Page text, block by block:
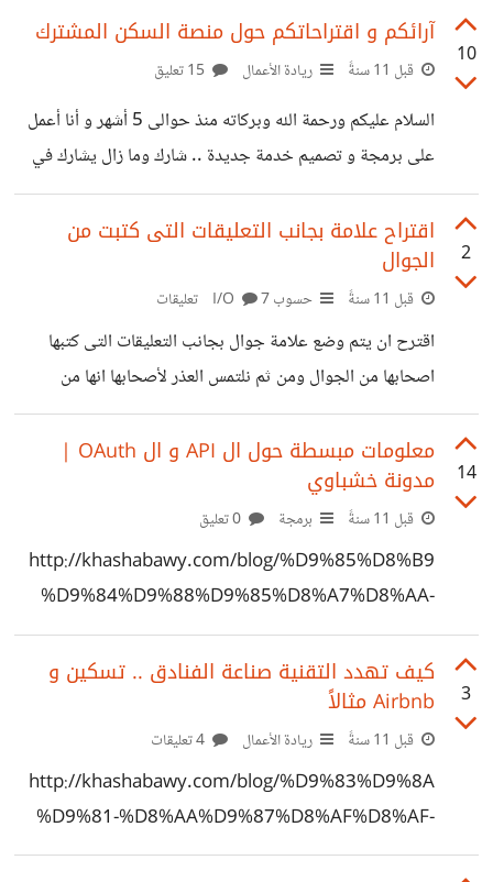
10
آرائكم و اقتراحاتكم حول منصة السكن المشترك
قبل 11 سنةً ريادة الأعمال
السلام عليكم ورحمة الله وبركاته منذ حوالى 5 أشهر و أنا أعمل
على برمجة و تصميم خدمة جديدة .. شارك وما زال يشارك في
تدشينها و الترويج لها أكثر من 8 مستقلين على خمسات و مستقل
و غيرهما . الخدمة الجديدة عبارة عن منصة تسهل التواصل بين
الباحثين عن السكن المشترك و الباحثين عن شركاء للسكن و
تسهل إرسال العروض و التواصل بين الطرفين عن طريق الموقع
أو عن طريق عرض بيانات التواصل خارجه . أشار لها صديقنا
العزيز محمد
2
اقتراح علامة بجانب التعليقات التى كتبت من
الجوال
قبل 11 سنةً حسوب I/O7 تعليقات
اقترح ان يتم وضع علامة جوال بجانب التعليقات التى كتبها
اصحابها من الجوال ومن ثم نلتمس العذر لأصحابها انها من
الجوال ان كانت قصيرة او غير واضحة او بها اخطلء املائيه
14
معلومات مبسطة حول ال API و ال OAuth |
مدونة خشباوي
قبل 11 سنةً برمجة
http://khashabawy.com/blog/%D9%85%D8%B9
%D9%84%D9%88%D9%85%D8%A7%D8%AA-
%D9%85%D8%A8%D8%B3%D8%B7%D8%A9-
%D8%AD%D9%88%D9%84-%D8%A7%D9%84-
api-%D9%88-%D8%A7%D9%84-oauth/
3
كيف تهدد التقنية صناعة الفنادق .. تسكين و
Airbnb مثالاً
قبل 11 سنةً ريادة الأعمال
http://khashabawy.com/blog/%D9%83%D9%8A
%D9%81-%D8%AA%D9%87%D8%AF%D8%AF-
%D8%A7%D9%84%D8%AA%D9%82%D9%86%D